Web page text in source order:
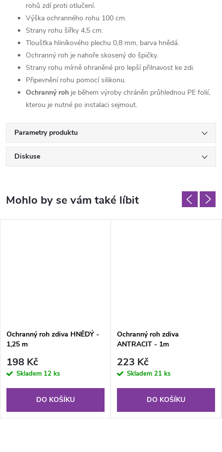
rohů zdí proti otlučení.
Výška ochranného rohu 100 cm.
Strany rohu šířky 4,5 cm.
Tloušťka hliníkového plechu 0,8 mm, barva hnědá.
Ochranný roh je nahoře skosený do špičky.
Strany rohu mírně ohraněné pro lepší přilnavost ke zdi.
Připevnění rohu pomocí silikonu.
Ochranný roh je během výroby chráněn průhlednou PE folií,
kterou je nutné po instalaci sejmout.
Parametry produktu
Diskuse
Ochranný roh zdiva HNĚDÝ -
1,25 m
198 Kč
Skladem 12 ks
DO KOŠÍKU
Ochranný roh zdiva
ANTRACIT - 1m
223 Kč
Skladem 21 ks
DO KOŠÍKU